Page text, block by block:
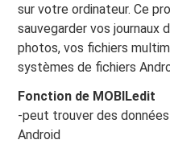
sur votre ordinateur. Ce
sauvegarder vos journaux
photos, vos fichiers
systèmes de fichiers
Fonction de MOBILedit
-peut trouver des
Android